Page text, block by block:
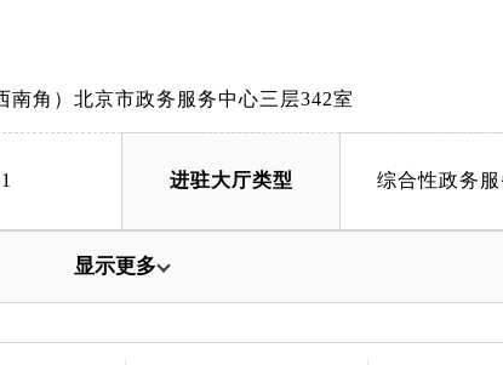
角）北京市政务服务中心三层342室
进驻大厅类型 综合性政务
显示更多